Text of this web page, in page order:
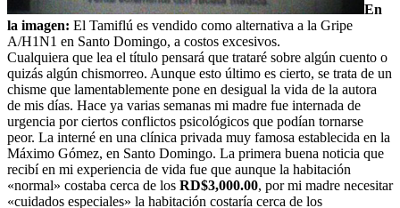
En
la imagen: El Tamiflú es vendido como alternativa a la Gripe
A/H1N1 en Santo Domingo, a costos excesivos.
Cualquiera que lea el título pensará que trataré sobre algún cuento o
quizás algún chismorreo. Aunque esto último es cierto, se trata de un
chisme que lamentablemente pone en desigual la vida de la autora
de mis días. Hace ya varias semanas mi madre fue internada de
urgencia por ciertos conflictos psicológicos que podían tornarse
peor. La interné en una clínica privada muy famosa establecida en la
Máximo Gómez, en Santo Domingo. La primera buena noticia que
recibí en mi experiencia de vida fue que aunque la habitación
«normal» costaba cerca de los RD$3,000.00, por mi madre necesitar
«cuidados especiales» la habitación costaría cerca de los